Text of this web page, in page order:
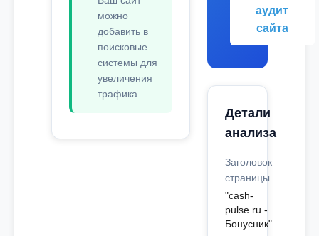
можно
добавить в
поисковые
системы для
увеличения
трафика.
аудит
сайта
Детали
анализа
Заголовок
страницы
"cash-
pulse.ru -
Бонусник"